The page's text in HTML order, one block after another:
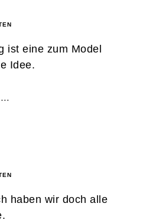
ist eine zum Model
Idee.
…
haben wir doch alle